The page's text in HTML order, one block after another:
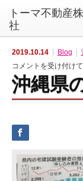
2019.10.14 Blog
沖
縄
県
の
宅
2
1
は
コメントを受け付け
沖縄県